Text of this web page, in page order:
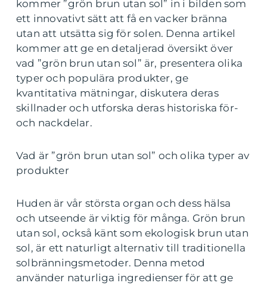
kommer ”grön brun utan sol” in i bilden som
ett innovativt sätt att få en vacker bränna
utan att utsätta sig för solen. Denna artikel
kommer att ge en detaljerad översikt över
vad ”grön brun utan sol” är, presentera olika
typer och populära produkter, ge
kvantitativa mätningar, diskutera deras
skillnader och utforska deras historiska för-
och nackdelar.
Vad är ”grön brun utan sol” och olika typer av
produkter
Huden är vår största organ och dess hälsa
och utseende är viktig för många. Grön brun
utan sol, också känt som ekologisk brun utan
sol, är ett naturligt alternativ till traditionella
solbränningsmetoder. Denna metod
använder naturliga ingredienser för att ge